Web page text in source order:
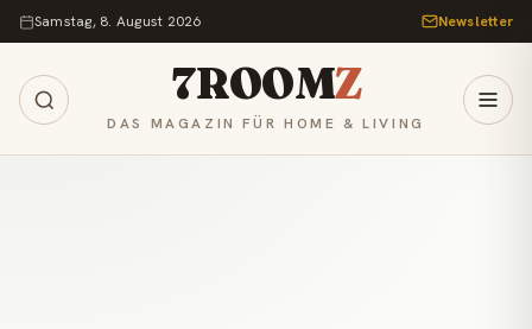
Zum Inhalt springen
Samstag, 8. August 2026 Newsletter
7ROOMZ
DAS MAGAZIN FÜR HOME & LIVING